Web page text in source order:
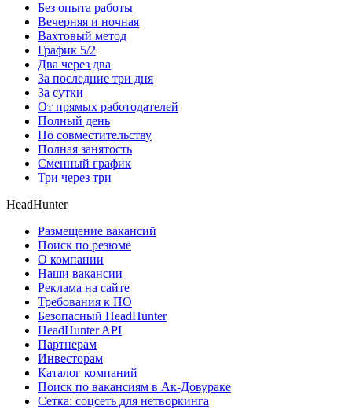
Без опыта работы
Вечерняя и ночная
Вахтовый метод
График 5/2
Два через два
За последние три дня
За сутки
От прямых работодателей
Полный день
По совместительству
Полная занятость
Сменный график
Три через три
HeadHunter
Размещение вакансий
Поиск по резюме
О компании
Наши вакансии
Реклама на сайте
Требования к ПО
Безопасный HeadHunter
HeadHunter API
Партнерам
Инвесторам
Каталог компаний
Поиск по вакансиям в Ак-Довураке
Сетка: соцсеть для нетворкинга